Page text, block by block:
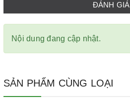
ĐÁNH GIÁ
Nội dung đang cập nhật.
SẢN PHẨM CÙNG LOẠI